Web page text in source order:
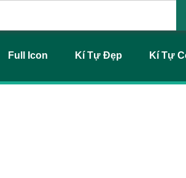
Full Icon Kí Tự Đẹp Kí Tự